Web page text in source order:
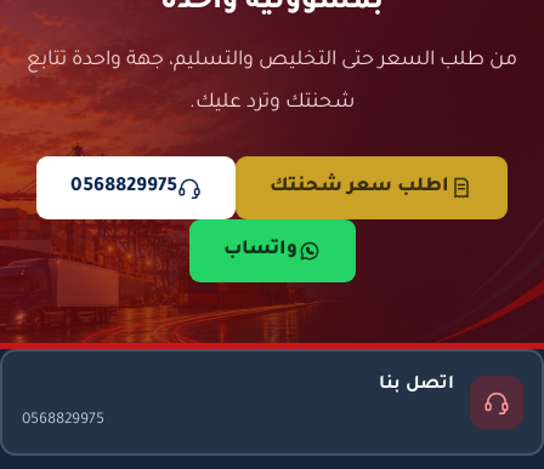
من طلب السعر حتى التخليص والتسليم، جهة واحدة تتابع
شحنتك وترد عليك.
اطلب سعر شحنتك 0568829975
واتساب
اتصل بنا
0568829975